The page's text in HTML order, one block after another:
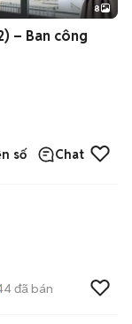
+2
8
– Ban công
số Chat
đã bán